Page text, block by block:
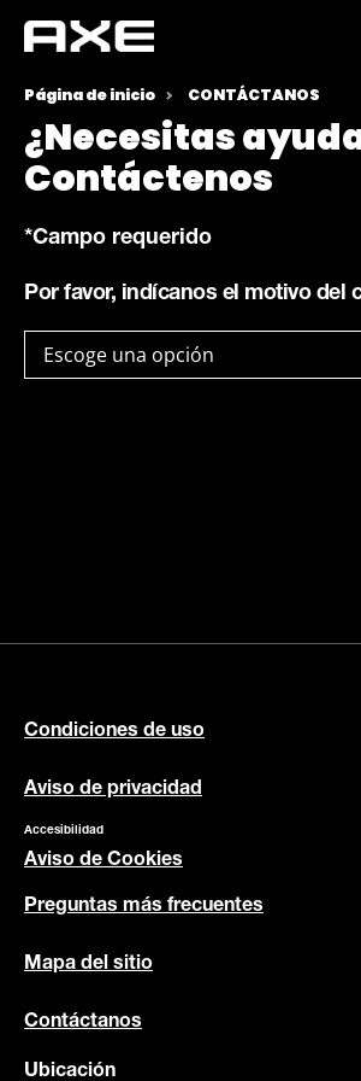
Página de inicio CONTÁCTANOS
¿Necesitas
Contáctenos
*Campo requerido
Por favor, indícanos el motivo del
Condiciones de uso
Aviso de privacidad
Accesibilidad
Aviso de Cookies
Preguntas más frecuentes
Mapa del sitio
Contáctanos
Ubicación